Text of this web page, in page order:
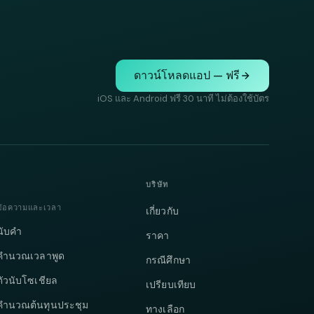
ดาวน์โหลดแอป — ฟรี
iOS และ Android ฟรี 30 นาที ไม่ต้องใช้บัตร
อความและเวลา
บคำ
ำนวณเวลาพูด
วนับโซเชียล
ำนวณต้นทุนประชุม
บริษัท
เกี่ยวกับ
ราคา
กรณีศึกษา
เปรียบเทียบ
ทางเลือก